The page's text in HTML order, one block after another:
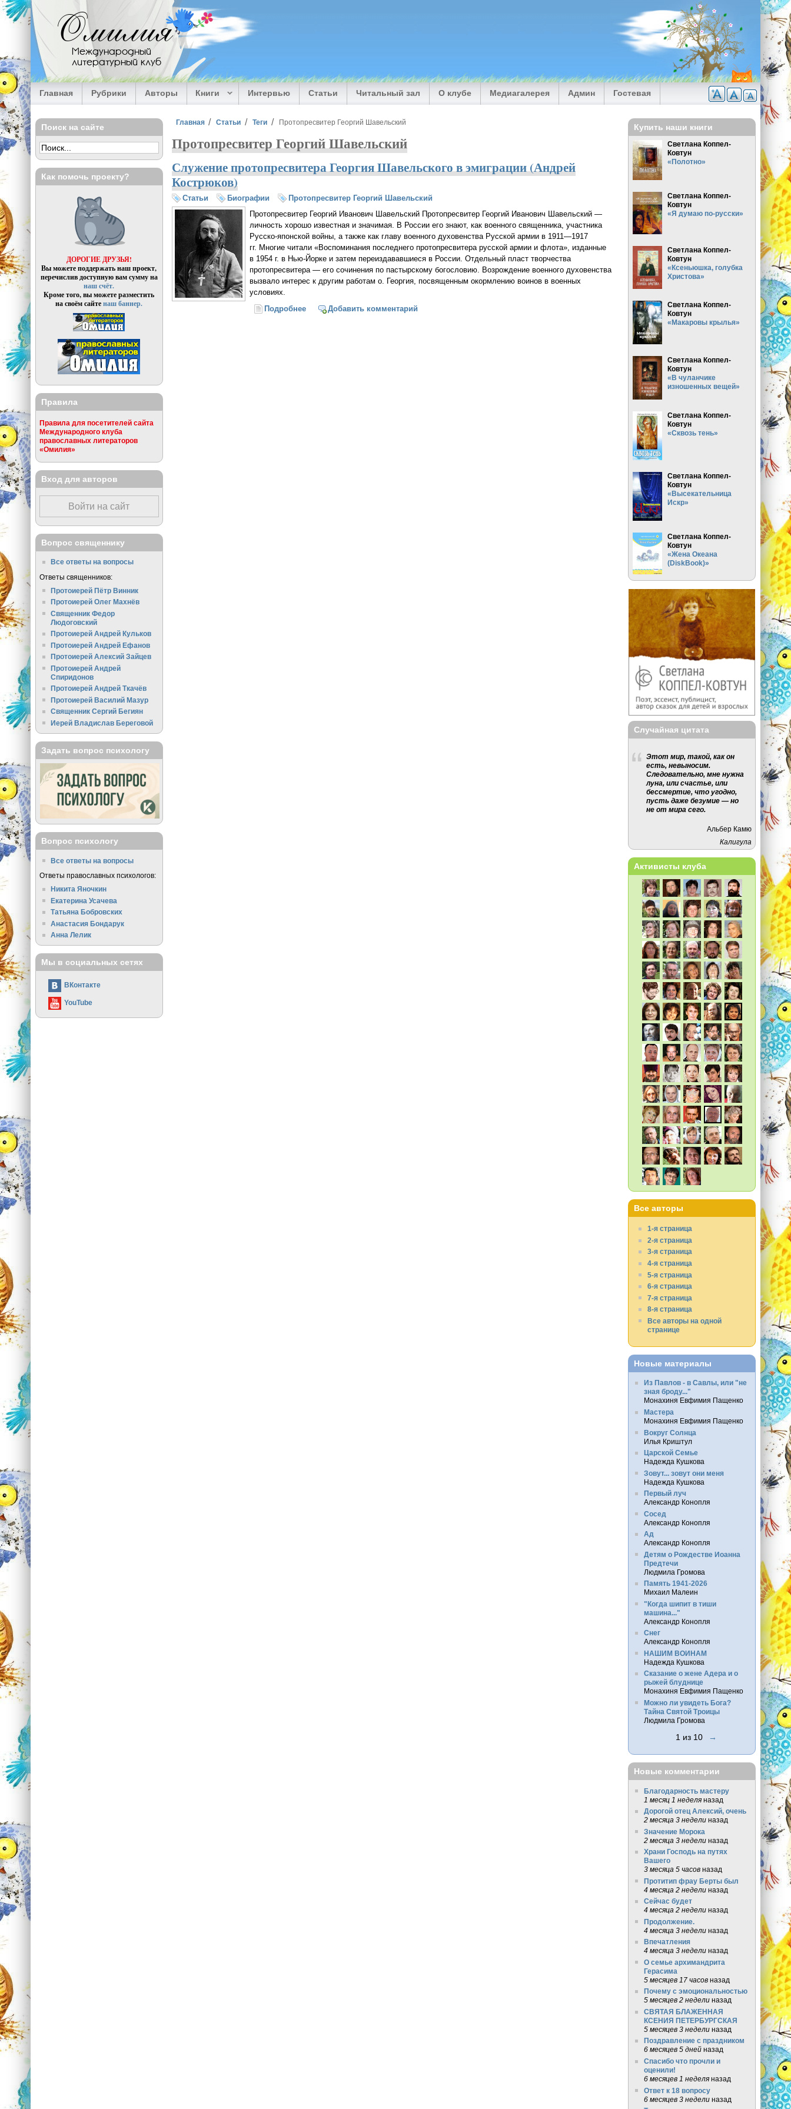
Перейти к основному содержанию
Омилия
Международный
литературный клуб
Главная Рубрики Авторы Книги Интервью Статьи Читальный зал О клубе Медиагалерея Админ Гостевая
Вы здесь
Главная Статьи Теги Протопресвитер Георгий Шавельский
Протопресвитер Георгий Шавельский
Служение протопресвитера Георгия Шавельского в эмиграции (Андрей
Кострюков)
Статьи Биографии
Протопресвитер Георгий Шавельский
Протопресвитер Георгий Иванович Шавельский Протопресвитер Георгий Иванович Шавельский —
личность хорошо известная и значимая. В России его знают, как военного священника, участника
Русско-японской войны, а также как главу военного духовенства Русской армии в 1911—1917
гг. Многие читали «Воспоминания последнего протопресвитера русской армии и флота», изданные
в 1954 г. в Нью-Йорке и затем переиздававшиеся в России. Отдельный пласт творчества
протопресвитера — его сочинения по пастырскому богословию. Возрождение военного духовенства
вызвало интерес к другим работам о. Георгия, посвященным окормлению воинов в военных
условиях.
Подробнеео Служение протопресвитера Георгия Шавельского в эмиграции (Андрей Кострюков)
Добавить комментарий
Поиск на сайте
Как помочь проекту?
ДОРОГИЕ ДРУЗЬЯ!
Вы можете поддержать наш проект,
перечислив доступную вам сумму на
наш счёт.
Кроме того, вы можете разместить
на своём сайтенаш баннер.
Правила
Правила для посетителей сайта
Международного клуба
православных литераторов
«Омилия»
Вход для авторов
Войти на сайт
Вопрос священнику
Все ответы на вопросы
Ответы священников:
Протоиерей Пётр Винник
Протоиерей Олег Махнёв
Священник Федор
Людоговский
Протоиерей Андрей Кульков
Протоиерей Андрей Ефанов
Протоиерей Алексий Зайцев
Протоиерей Андрей
Спиридонов
Протоиерей Андрей Ткачёв
Протоиерей Василий Мазур
Священник Сергий Бегиян
Иерей Владислав Береговой
Задать вопрос психологу
Вопрос психологу
Все ответы на вопросы
Ответы православных психологов:
Никита Яночкин
Екатерина Усачева
Татьяна Бобровских
Анастасия Бондарук
Анна Лелик
Мы в социальных сетях
ВКонтакте
YouTube
Купить наши книги
Светлана Коппел-
Ковтун
«Полотно»
Светлана Коппел-
Ковтун
«Я думаю по-русски»
Светлана Коппел-
Ковтун
«Ксеньюшка, голубка
Христова»
Светлана Коппел-
Ковтун
«Макаровы крылья»
Светлана Коппел-
Ковтун
«В чуланчике
изношенных вещей»
Светлана Коппел-
Ковтун
«Сквозь тень»
Светлана Коппел-
Ковтун
«Высекательница
Искр»
Светлана Коппел-
Ковтун
«Жена Океана
(DiskBook)»
Случайная цитата
Этот мир, такой, как он
есть, невыносим.
Следовательно, мне нужна
луна, или счастье, или
бессмертие, что угодно,
пусть даже безумие — но
не от мира сего.
Альбер Камю
Калигула
Активисты клуба
Все авторы
1-я страница
2-я страница
3-я страница
4-я страница
5-я страница
6-я страница
7-я страница
8-я страница
Все авторы на одной
странице
Новые материалы
Из Павлов - в Савлы, или "не
зная броду..."
Монахиня Евфимия Пащенко
Мастера
Монахиня Евфимия Пащенко
Вокруг Солнца
Илья Криштул
Царской Семье
Надежда Кушкова
Зовут... зовут они меня
Надежда Кушкова
Первый луч
Александр Конопля
Сосед
Александр Конопля
Ад
Александр Конопля
Детям о Рождестве Иоанна
Предтечи
Людмила Громова
Память 1941-2026
Михаил Малеин
"Когда шипит в тиши
машина..."
Александр Конопля
Снег
Александр Конопля
НАШИМ ВОИНАМ
Надежда Кушкова
Сказание о жене Адера и о
рыжей блуднице
Монахиня Евфимия Пащенко
Можно ли увидеть Бога?
Тайна Святой Троицы
Людмила Громова
1 из 10 →
Новые комментарии
Благодарность мастеру
1 месяц 1 неделяназад
Дорогой отец Алексий, очень
2 месяца 3 неделиназад
Значение Морока
2 месяца 3 неделиназад
Храни Господь на путях
Вашего
3 месяца 5 часовназад
Протитип фрау Берты был
4 месяца 2 неделиназад
Сейчас будет
4 месяца 2 неделиназад
Продолжение.
4 месяца 3 неделиназад
Впечатления
4 месяца 3 неделиназад
О семье архимандрита
Герасима
5 месяцев 17 часовназад
Почему с эмоциональностью
5 месяцев 2 неделиназад
СВЯТАЯ БЛАЖЕННАЯ
КСЕНИЯ ПЕТЕРБУРГСКАЯ
5 месяцев 3 неделиназад
Поздравление с праздником
6 месяцев 5 днейназад
Спасибо что прочли и
оценили!
6 месяцев 1 неделяназад
Ответ к 18 вопросу
6 месяцев 3 неделиназад